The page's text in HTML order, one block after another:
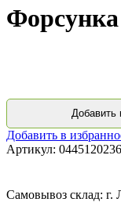
Форсунка
Добавить
Добавить в
Артикул: 0445120236
Самовывоз склад: г.